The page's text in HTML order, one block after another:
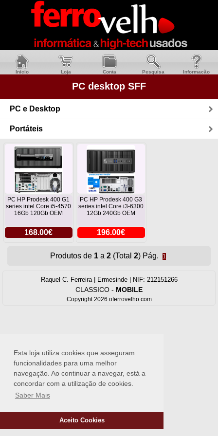
Esta loja utiliza cookies que asseguram
funcionalidades para uma melhor
navegação. Ao continuar a navegar, está a
concordar com a utilização de cookies.
Saber Mais
Aceito Cookies
Inicio Loja Conta Pesquisa Informacão
PC desktop SFF
PC e Desktop
Portáteis
PC HP Prodesk 400 G1
series intel Core i5-4570
16Gb 120Gb OEM
168.00€
PC HP Prodesk 400 G3
series intel Core i3-6300
12Gb 240Gb OEM
196.00€
Produtos de 1 a 2 (Total 2) Pág. 1
Raquel C. Ferreira | Ermesinde | NIF: 212151266
CLASSICO - MOBILE
Copyright 2026 oferrovelho.com